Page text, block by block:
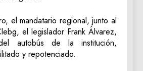
el mandatario regional, junto al
el legislador Frank Álvarez,
autobús de la institución,
y repotenciado.